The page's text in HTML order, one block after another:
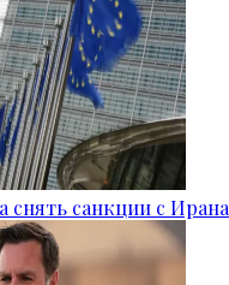
снять санкции с Ирана